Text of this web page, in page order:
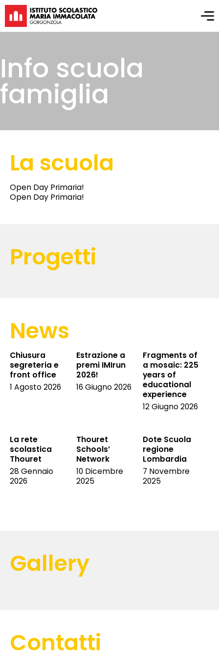
Info scuola
famiglia
La scuola
Open Day Primaria!
Open Day Primaria!
Progetti
News
Chiusura
segreteria e
front office
1 Agosto 2026
Estrazione a
premi IMIrun
2026!
16 Giugno 2026
Fragments of
a mosaic: 225
years of
educational
experience
12 Giugno 2026
La rete
scolastica
Thouret
28 Gennaio
2026
Thouret
Schools’
Network
10 Dicembre
2025
Dote Scuola
regione
Lombardia
7 Novembre
2025
Gallery
Contatti